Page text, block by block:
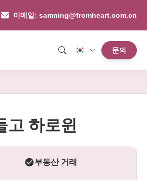
이메일: samning@fromheart.com.cn
문의
고 하로윈
부동산 거래